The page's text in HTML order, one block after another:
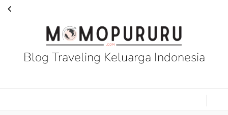
Blog Traveling Keluarga Indonesia